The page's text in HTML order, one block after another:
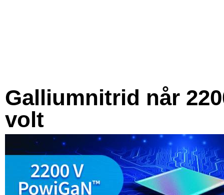
Galliumnitrid når
volt